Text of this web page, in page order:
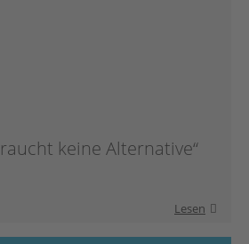
keine Alternative“
Lesen